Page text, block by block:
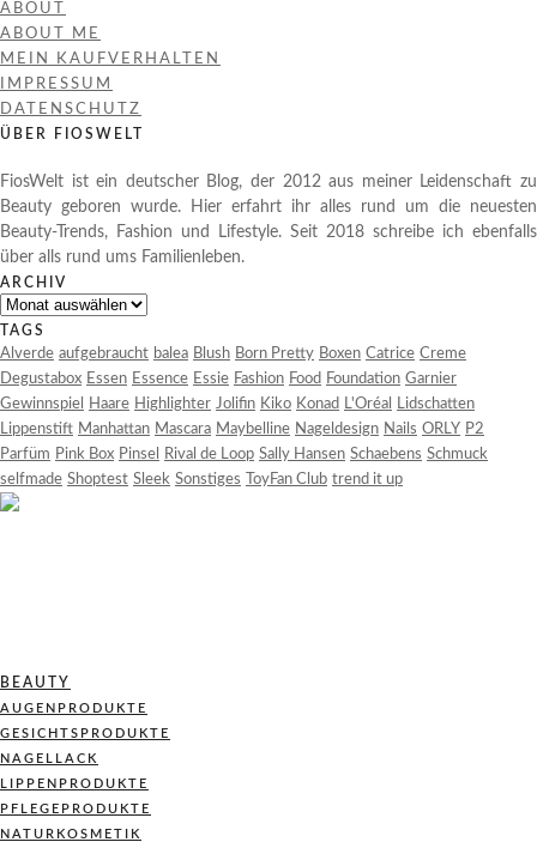
ABOUT
ABOUT ME
MEIN KAUFVERHALTEN
IMPRESSUM
DATENSCHUTZ
ÜBER FIOSWELT
FiosWelt ist ein deutscher Blog, der 2012 aus meiner Leidenschaft zu
Beauty geboren wurde. Hier erfahrt ihr alles rund um die neuesten
Beauty-Trends, Fashion und Lifestyle. Seit 2018 schreibe ich ebenfalls
über alls rund ums Familienleben.
ARCHIV
Archiv
TAGS
Alverde aufgebraucht balea Blush Born Pretty Boxen Catrice Creme
Degustabox Essen Essence Essie Fashion Food Foundation Garnier
Gewinnspiel
Haare Highlighter Jolifin Kiko Konad L'Oréal
Lidschatten
Lippenstift Manhattan Mascara Maybelline Nageldesign Nails ORLY P2
Parfüm Pink Box Pinsel Rival de Loop Sally Hansen Schaebens Schmuck
selfmade Shoptest Sleek Sonstiges ToyFan Club trend it up
BEAUTY
AUGENPRODUKTE
GESICHTSPRODUKTE
NAGELLACK
LIPPENPRODUKTE
PFLEGEPRODUKTE
NATURKOSMETIK